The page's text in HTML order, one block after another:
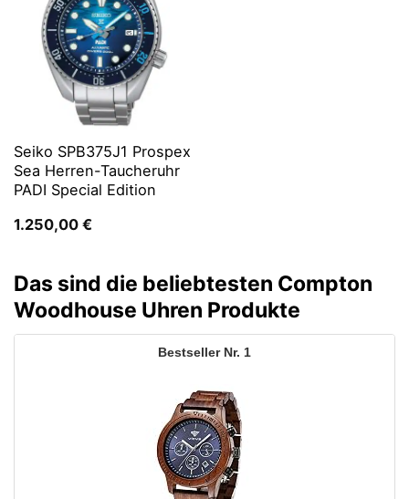
Seiko SPB375J1 Prospex
Sea Herren-Taucheruhr
PADI Special Edition
1.250,00 €
Das sind die beliebtesten Compton
Woodhouse Uhren Produkte
1